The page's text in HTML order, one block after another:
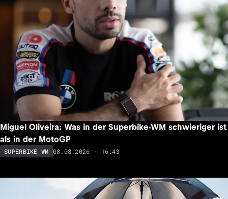
Miguel Oliveira: Was in der Superbike-WM schwieriger ist
als in der MotoGP
SUPERBIKE WM 08.08.2026 - 16:43